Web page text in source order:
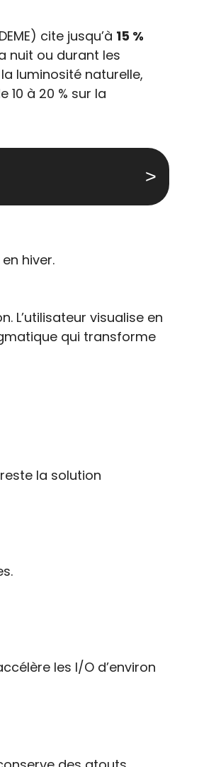
cite jusqu’à 15 %
nuit ou durant les
luminosité naturelle,
à 20 % sur la
hiver.
L’utilisateur visualise en
qui transforme
la solution
les I/O d’environ